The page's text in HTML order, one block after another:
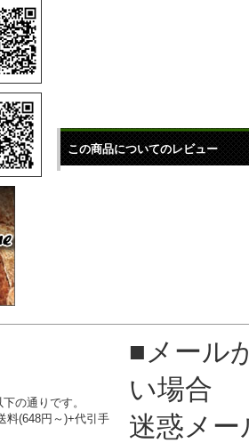
この商品についてのレビュー
の通りです。
料(648円～)+代引手
■メール
い場合
迷惑メー